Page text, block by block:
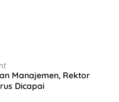
Manajemen, Rektor
Dicapai